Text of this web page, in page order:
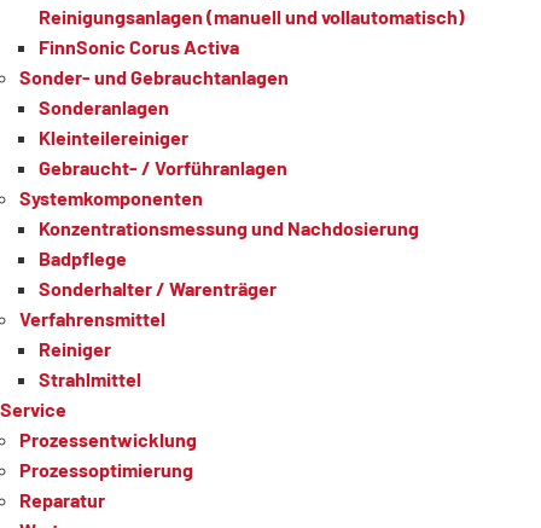
Reinigungsanlagen (manuell und vollautomatisch)
FinnSonic Corus Activa
Sonder- und Gebrauchtanlagen
Sonderanlagen
Kleinteilereiniger
Gebraucht- / Vorführanlagen
Systemkomponenten
Konzentrationsmessung und Nachdosierung
Badpflege
Sonderhalter / Warenträger
Verfahrensmittel
Reiniger
Strahlmittel
Service
Prozessentwicklung
Prozessoptimierung
Reparatur